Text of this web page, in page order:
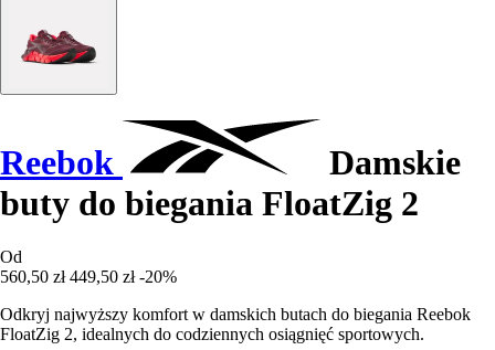
Reebok
Damskie
buty do biegania FloatZig 2
Od
560,50 zł 449,50 zł -20%
Odkryj najwyższy komfort w damskich butach do biegania Reebok
FloatZig 2, idealnych do codziennych osiągnięć sportowych.